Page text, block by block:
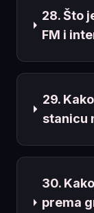
28. Što
FM i
29.
stanicu
30.
prema